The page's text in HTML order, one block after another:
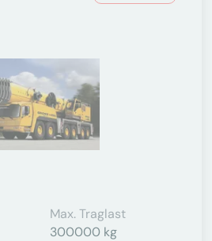
Max. Traglast
300000 kg